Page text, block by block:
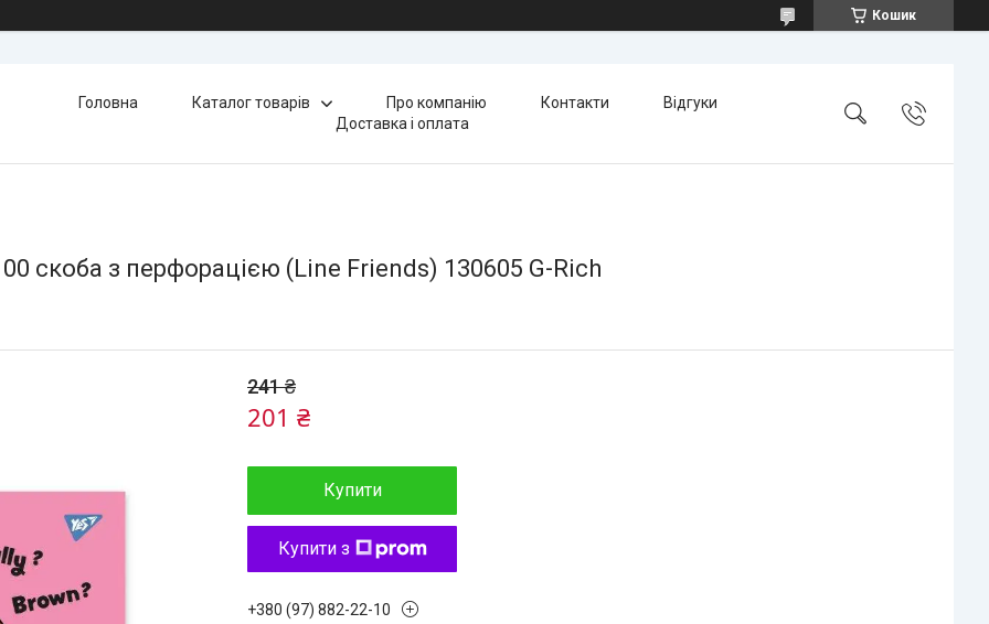
Кошик
Головна Каталог товарів Про компанію Контакти
Відгуки
Доставка і оплата
скоба з перфорацією (Line Friends) 130605 G-Rich
241 ₴
201 ₴
Купити
Купити з
+380 (97) 882-22-10